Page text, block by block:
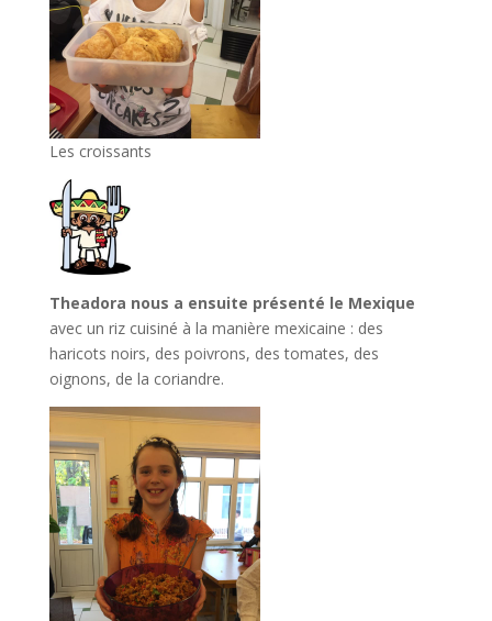
Les croissants
Theadora nous a ensuite présenté le Mexique
avec un riz cuisiné à la manière mexicaine : des
haricots noirs, des poivrons, des tomates, des
oignons, de la coriandre.